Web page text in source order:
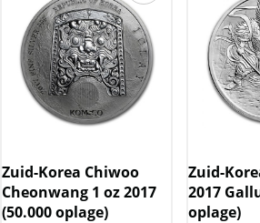
Zuid-Korea Chiwoo
Cheonwang 1 oz 2017
(50.000 oplage)
Zuid-
2017
oplage)